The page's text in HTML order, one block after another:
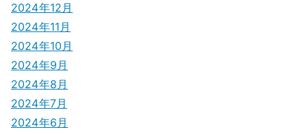
2024年12月
2024年11月
2024年10月
2024年9月
2024年8月
2024年7月
2024年6月